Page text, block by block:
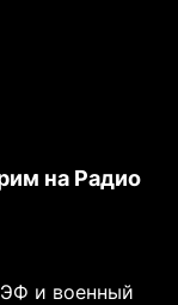
на Радио
и военный